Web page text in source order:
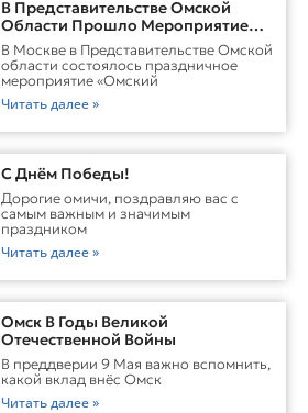
В Представительстве Омской
Области Прошло Мероприятие
«Омский Тыл. Единство Народов
— Сила Победы»
В Москве в Представительстве Омской
области состоялось праздничное
мероприятие «Омский
Читать далее »
С Днём Победы!
Дорогие омичи, поздравляю вас с
самым важным и значимым
праздником
Читать далее »
Омск В Годы Великой
Отечественной Войны
В преддверии 9 Мая важно вспомнить,
какой вклад внёс Омск
Читать далее »